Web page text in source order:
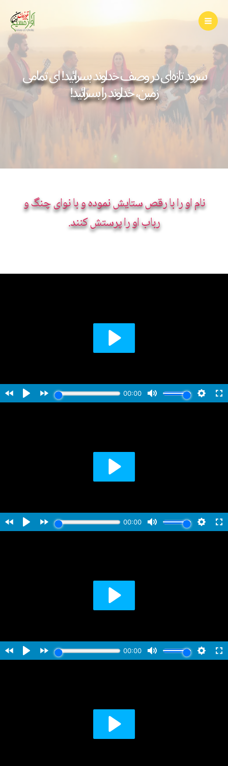
content
سرود تازه ای در وصف خداوند بسرائید! ای تمامی
زمین، خداوند را بسرائید!
نام او را با رقص ستایش نموده و با نوای چنگ و
رباب او را پرستش کنند.